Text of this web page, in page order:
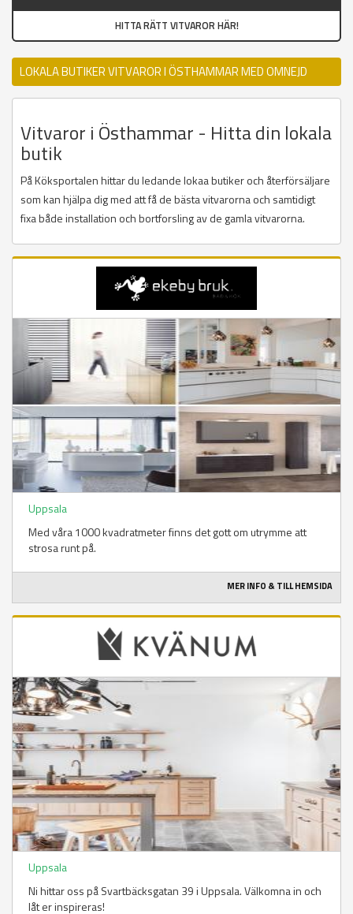
HITTA RÄTT VITVAROR HÄR!
LOKALA BUTIKER VITVAROR I ÖSTHAMMAR MED OMNEJD
Vitvaror i Östhammar - Hitta din lokala
butik
På Köksportalen hittar du ledande lokaa butiker och återförsäljare
som kan hjälpa dig med att få de bästa vitvarorna och samtidigt
fixa både installation och bortforsling av de gamla vitvarorna.
Uppsala
Med våra 1000 kvadratmeter finns det gott om utrymme att
strosa runt på.
MER INFO & TILL HEMSIDA
Uppsala
Ni hittar oss på Svartbäcksgatan 39 i Uppsala. Välkomna in och
låt er inspireras!